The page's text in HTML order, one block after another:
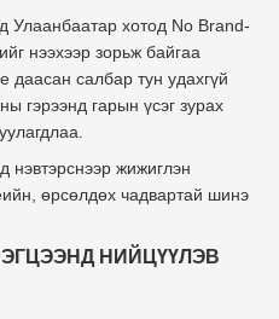
Улаанбаатар хотод No Brand-
нээхээр зорьж байгаа
даасан салбар тун удахгүй
гэрээнд гарын үсэг зурах
нэвтэрснээр жижиглэн
өрсөлдөх чадвартай шинэ
НИЙЦҮҮЛЭВ